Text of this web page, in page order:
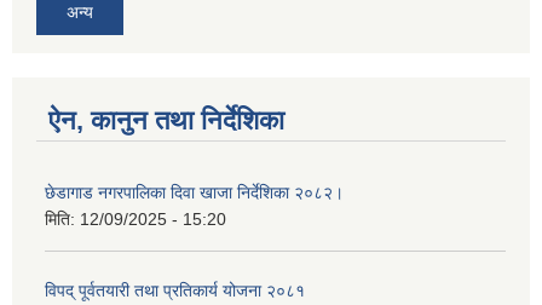
अन्य
ऐन, कानुन तथा निर्देशिका
छेडागाड नगरपालिका दिवा खाजा निर्देशिका २०८२।
मिति: 12/09/2025 - 15:20
विपद् पूर्वतयारी तथा प्रतिकार्य योजना २०८१